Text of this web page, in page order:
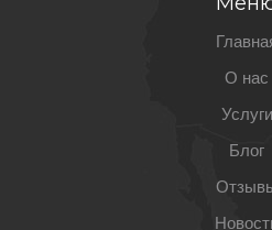
О нас
Услуги
Блог